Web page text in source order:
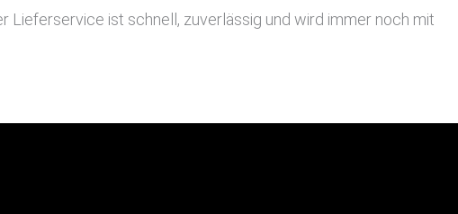
Lieferservice ist schnell, zuverlässig und wird immer noch mit